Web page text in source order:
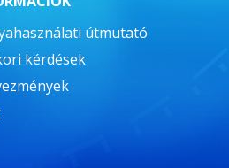
útmutató
kérdések